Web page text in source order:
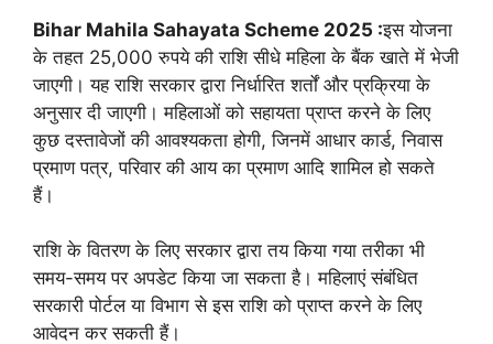
Bihar Mahila Sahayata Scheme 2025 :इस योजना
के तहत 25,000 रुपये की राशि सीधे महिला के बैंक खाते में भेजी
जाएगी। यह राशि सरकार द्वारा निर्धारित शर्तों और प्रक्रिया के
अनुसार दी जाएगी। महिलाओं को सहायता प्राप्त करने के लिए
कुछ दस्तावेजों की आवश्यकता होगी, जिनमें आधार कार्ड, निवास
प्रमाण पत्र, परिवार की आय का प्रमाण आदि शामिल हो सकते
हैं।
राशि के वितरण के लिए सरकार द्वारा तय किया गया तरीका भी
समय-समय पर अपडेट किया जा सकता है। महिलाएं संबंधित
सरकारी पोर्टल या विभाग से इस राशि को प्राप्त करने के लिए
आवेदन कर सकती हैं।